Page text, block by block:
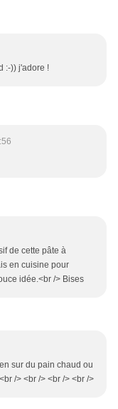
:-)) j'adore !
de cette pâte à
en cuisine pour
idée.<br /> Bises
sur du pain chaud ou
/> <br /> <br /> <br />